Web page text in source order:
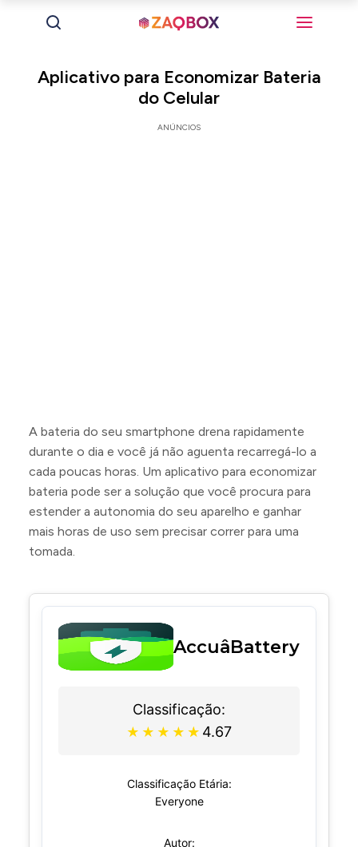
Aplicativo para Economizar Bateria
do Celular
ANÚNCIOS
A bateria do seu smartphone drena rapidamente
durante o dia e você já não aguenta recarregá-lo a
cada poucas horas. Um aplicativo para economizar
bateria pode ser a solução que você procura para
estender a autonomia do seu aparelho e ganhar
mais horas de uso sem precisar correr para uma
tomada.
AccuâBattery
Classificação:
★ ★ ★ ★ ★ 4.67
Classificação Etária:
Everyone
Autor: